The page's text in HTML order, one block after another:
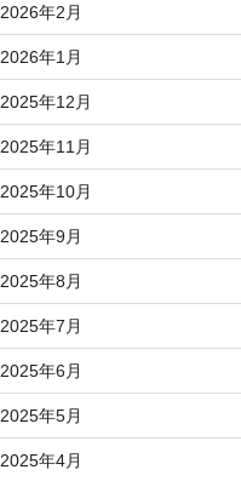
2026年2月
2026年1月
2025年12月
2025年11月
2025年10月
2025年9月
2025年8月
2025年7月
2025年6月
2025年5月
2025年4月